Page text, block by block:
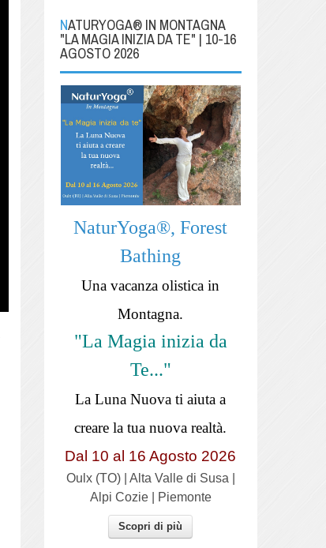
NATURYOGA® IN MONTAGNA
"LA MAGIA INIZIA DA TE" | 10-16
AGOSTO 2026
NaturYoga®, Forest
Bathing
Una vacanza olistica in
Montagna.
"La Magia inizia da
Te..."
La Luna Nuova ti aiuta a
creare la tua nuova realtà.
Dal 10 al 16 Agosto 2026
Oulx (TO) | Alta Valle di Susa |
Alpi Cozie | Piemonte
Scopri di più